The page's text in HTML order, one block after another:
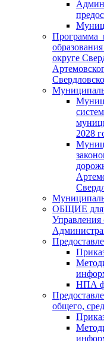
Программа
округе
2028
ОБЩИЕ для
НПА
общего,